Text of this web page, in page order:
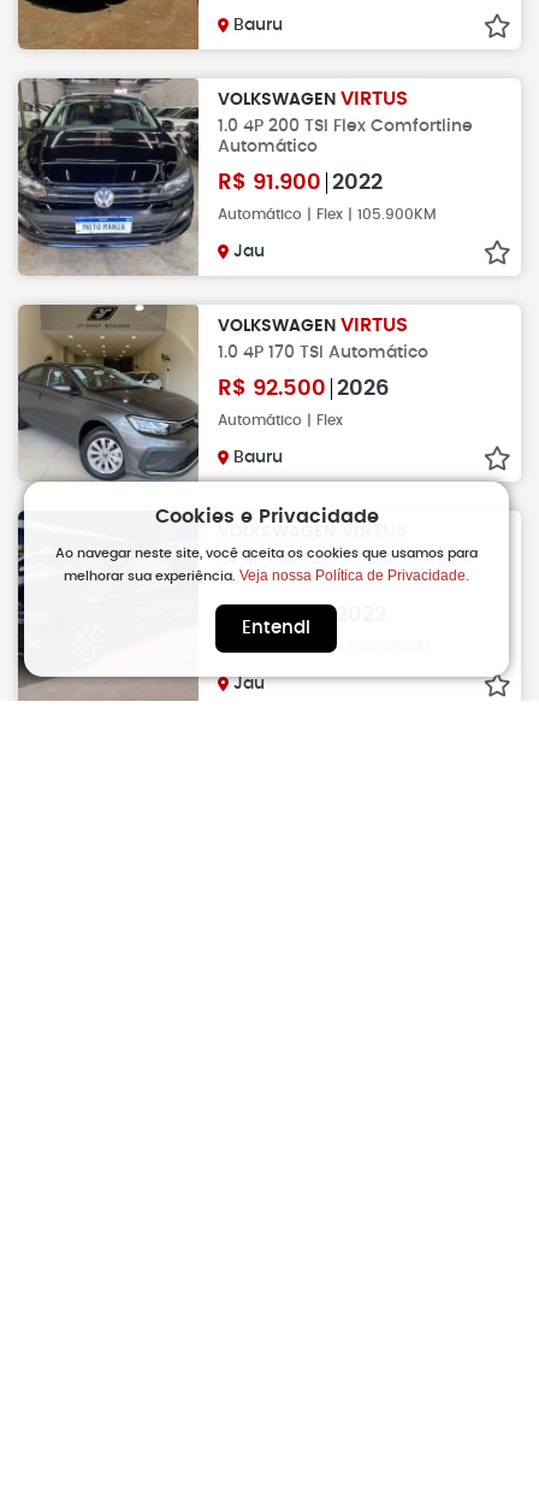
Bauru
VOLKSWAGEN VIRTUS
1.0 4P 200 TSI Flex Comfortline
Automático
R$ 91.900 2022
Automático | Flex | 105.900KM
Jau
VOLKSWAGEN VIRTUS
1.0 4P 170 TSI Automático
R$ 92.500 2026
Automático | Flex
Bauru
1.0 4P 200 TSI Flex Comfortline
Automático
R$92.900 2022
Automático | Flex | 48.300KM
Jau
Cookies e Privacidade
Ao navegar neste site, você aceita os cookies que usamos para
melhorar sua experiência.Veja nossa Política de Privacidade.
Entendi